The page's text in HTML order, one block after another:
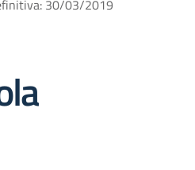
30/03/2019